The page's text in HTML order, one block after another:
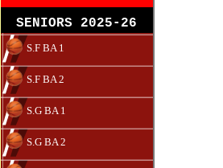
SENIORS 2025-26
S.F BA 1
S.F BA 2
S.G BA 1
S.G BA 2